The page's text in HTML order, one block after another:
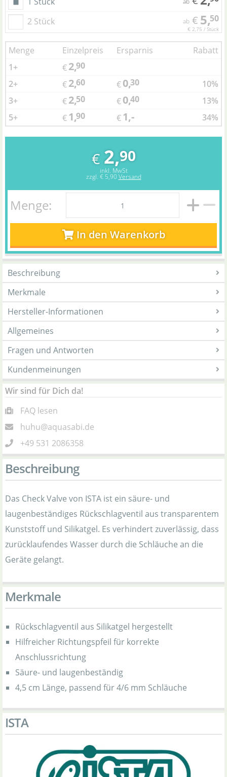
2 Stück ab € 5,50
€ 2,75 / Stück
Menge Einzelpreis Ersparnis
Rabatt
1+
€2,90
2+
€2,60 €0,30
10%
3+
€2,50 €0,40
13%
5+
€1,90 €1,- 34%
€ 2,90
inkl. MwSt
zzgl. € 5,90 Versand
Menge:
In den Warenkorb
Beschreibung
Merkmale
Hersteller-Informationen
Allgemeines
Fragen und Antworten
Kundenmeinungen
Wir sind für Dich da!
FAQ lesen
huhu@aquasabi.de
+49 531 2086358
Beschreibung
Das Check Valve von ISTA ist ein säure- und
laugenbeständiges Rückschlagventil aus transparentem
Kunststoff und Silikatgel. Es verhindert zuverlässig, dass
zurücklaufendes Wasser durch die Schläuche an die
Geräte gelangt.
Merkmale
Rückschlagventil aus Silikatgel hergestellt
Hilfreicher Richtungspfeil für korrekte
Anschlussrichtung
Säure- und laugenbeständig
4,5 cm Länge, passend für 4/6 mm Schläuche
ISTA